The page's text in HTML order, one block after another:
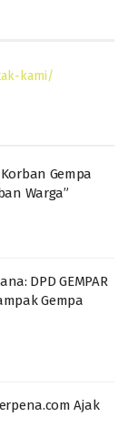
Korban Gempa
Warga”
DPD GEMPAR
Gempa
Ajak